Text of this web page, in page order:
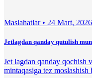
Maslahatlar • 24 Mart, 2026
Jetlagdan qanday qutulish
Jet lagdan qanday qochish
mintaqasiga tez